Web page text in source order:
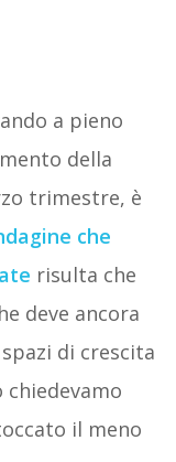
a pieno
della
trimestre, è
che
risulta che
deve ancora
di crescita
il meno